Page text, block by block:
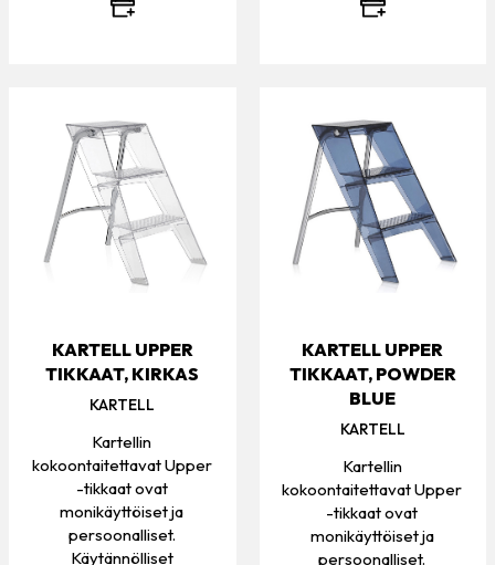
KARTELL UPPER
TIKKAAT, KIRKAS
KARTELL
Kartellin
kokoontaitettavat Upper
-tikkaat ovat
monikäyttöiset ja
persoonalliset.
Käytännölliset
KARTELL UPPER
TIKKAAT, POWDER
BLUE
KARTELL
Kartellin
kokoontaitettavat Upper
-tikkaat ovat
monikäyttöiset ja
persoonalliset.